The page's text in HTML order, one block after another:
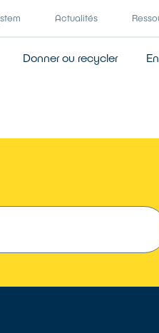
Actualités
Donner ou recycler